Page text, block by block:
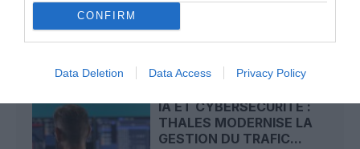
CONFIRM
Data Deletion Data Access Privacy Policy
LIRE AUSSI
IA ET CYBERSÉCURITÉ :
THALES MODERNISE LA
GESTION DU TRAFIC...